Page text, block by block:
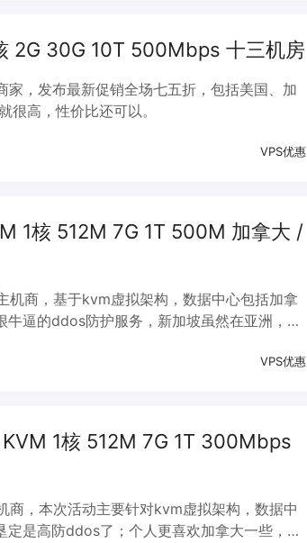
2G 30G 10T 500Mbps 十三机房
，发布最新促销全场七五折，包括美国、加
很高，性价比还可以。
VPS优惠
1核 512M 7G 1T 500M 加拿大 /
商，基于kvm虚拟架构，数据中心包括加拿
逼的ddos防护服务，新加坡虽然在亚洲，但
VPS优惠
1核 512M 7G 1T 300Mbps
，本次活动主要针对kvm虚拟架构，数据中
是高防ddos了；个人更喜欢加拿大一些，后